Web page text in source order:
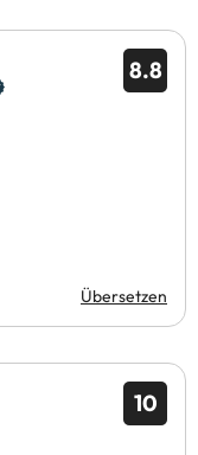
8.8
Übersetzen
10